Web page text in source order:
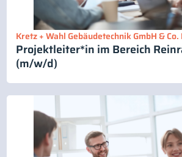
Kretz + Wahl Gebäudetechnik GmbH & Co.
Projektleiter*in im Bereich
(m/w/d)